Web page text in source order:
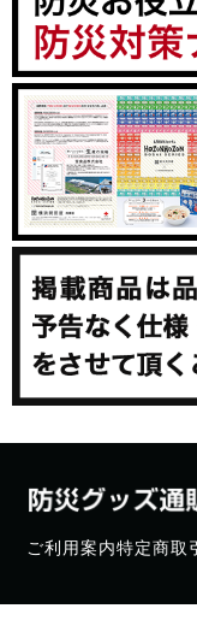
ご利用案内特定商取